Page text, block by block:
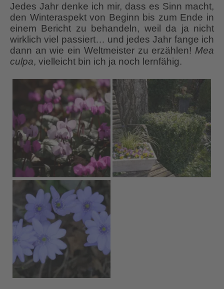
Jedes Jahr denke ich mir, dass es Sinn macht,
den Winteraspekt von Beginn bis zum Ende in
einem Bericht zu behandeln, weil da ja nicht
wirklich viel passiert… und jedes Jahr fange ich
dann an wie ein Weltmeister zu erzählen! Mea
culpa, vielleicht bin ich ja noch lernfähig.